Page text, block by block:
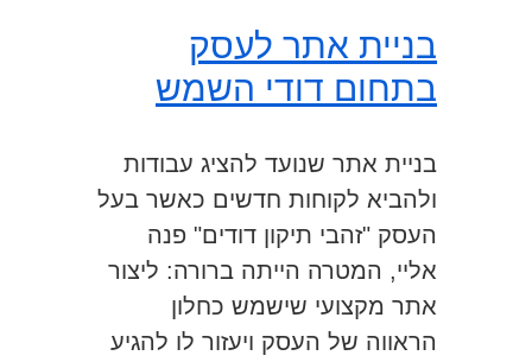
בניית אתר לעסק
בתחום דודי השמש
בניית אתר שנועד להציג עבודות
ולהביא לקוחות חדשים כאשר בעל
העסק "זהבי תיקון דודים" פנה
אליי, המטרה הייתה ברורה: ליצור
אתר מקצועי שישמש כחלון
הראווה של העסק ויעזור לו להגיע